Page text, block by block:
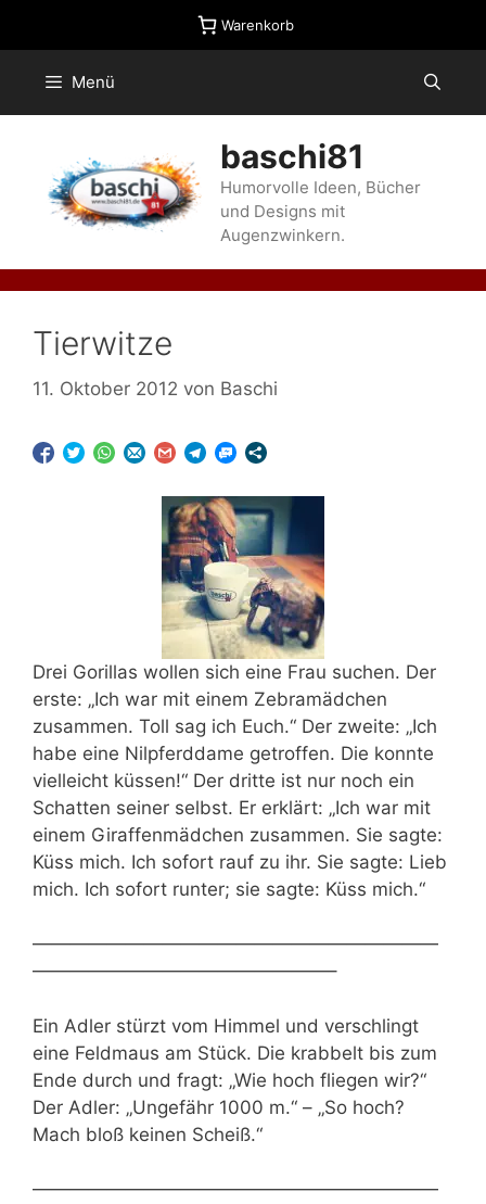
Warenkorb
Menü
baschi81
Humorvolle Ideen, Bücher
und Designs mit
Augenzwinkern.
Tierwitze
11. Oktober 2012 von Baschi
Drei Gorillas wollen sich eine Frau suchen. Der
erste: „Ich war mit einem Zebramädchen
zusammen. Toll sag ich Euch.“ Der zweite: „Ich
habe eine Nilpferddame getroffen. Die konnte
vielleicht küssen!“ Der dritte ist nur noch ein
Schatten seiner selbst. Er erklärt: „Ich war mit
einem Giraffenmädchen zusammen. Sie sagte:
Küss mich. Ich sofort rauf zu ihr. Sie sagte: Lieb
mich. Ich sofort runter; sie sagte: Küss mich.“
——————————————————————
————————————————–
Ein Adler stürzt vom Himmel und verschlingt
eine Feldmaus am Stück. Die krabbelt bis zum
Ende durch und fragt: „Wie hoch fliegen wir?“
Der Adler: „Ungefähr 1000 m.“ – „So hoch?
Mach bloß keinen Scheiß.“
——————————————————————